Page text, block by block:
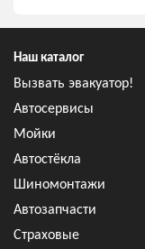
Наш каталог
Вызвать эвакуатор!
Автосервисы
Мойки
Автостёкла
Шиномонтажи
Автозапчасти
Страховые